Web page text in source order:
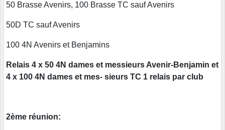
50 Brasse Avenirs, 100 Brasse TC sauf Avenirs
50D TC sauf Avenirs
100 4N Avenirs et Benjamins
Relais 4 x 50 4N dames et messieurs Avenir-Benjamin et
4 x 100 4N dames et mes- sieurs TC 1 relais par club
2ème réunion: